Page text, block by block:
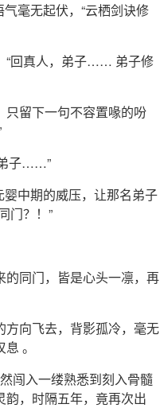
毫无起伏，“云栖剑诀修
“回真人，弟子…… 弟子修
只留下一句不容置喙的吩
弟子……”
婴中期的威压，让那名弟子
门？！”
同门，皆是心头一凛，再
向飞去，背影孤冷，毫无
。
闯入一缕熟悉到刻入骨髓
，时隔五年，竟再次出